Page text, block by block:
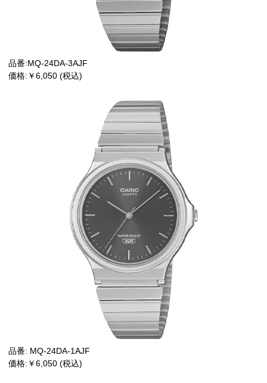
品番:MQ-24DA-3AJF
価格:￥6,050 (税込)
品番: MQ-24DA-1AJF
価格:￥6,050 (税込)